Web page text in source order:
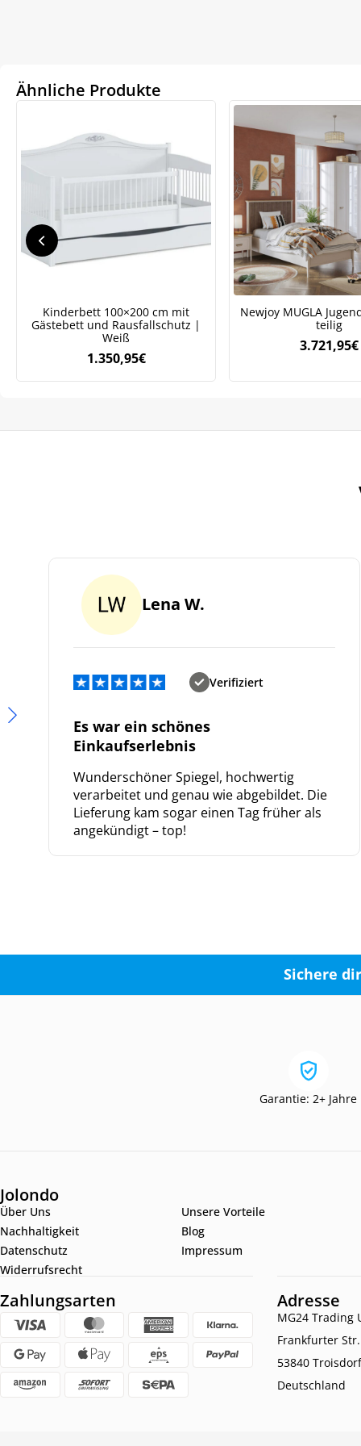
Ähnliche Produkte
Kinderbett 100×200 cm mit
Gästebett und Rausfallschutz |
Weiß
1.350,95€
Newjoy MUGLA
teilig
3.721,95€
Lena W.
Verifiziert
Es war ein schönes
Einkaufserlebnis
Wunderschöner Spiegel, hochwertig
verarbeitet und genau wie abgebildet. Die
Lieferung kam sogar einen Tag früher als
angekündigt – top!
Sichere
Garantie: 2+ Jahre
Jolondo
Über Uns
Unsere Vorteile
Nachhaltigkeit
Blog
Datenschutz
Impressum
Widerrufsrecht
Zahlungsarten Adresse
MG24 Trading
Frankfurter
53840 Troisdorf
Deutschland